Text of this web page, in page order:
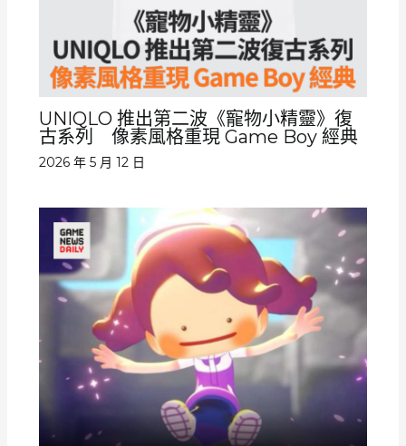
UNIQLO 推出第二波《寵物小精靈》復
古系列 像素風格重現 Game Boy 經典
2026 年 5 月 12 日